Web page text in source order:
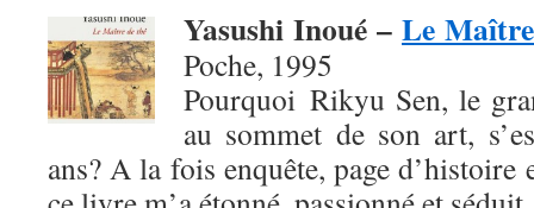
Yasushi Inoué – Le
Poche, 1995
Pourquoi Rikyu Sen, le
au sommet de son art,
ans? A la fois enquête, page